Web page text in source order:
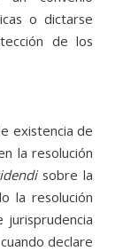
o dictarse
de los
existencia de
la resolución
sobre la
la resolución
declare